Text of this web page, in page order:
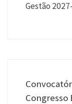
Gestão
Congresso